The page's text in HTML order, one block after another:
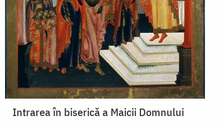
Intrarea în biserică a Maicii Domnului